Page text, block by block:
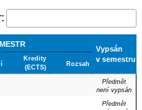
Vypsán
v semestru
Kredity
(ECTS)
Rozsah
Předmět
není vypsán
Předmět